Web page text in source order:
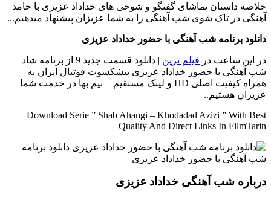
خلاصه داستان تماشای گفتگو و شوخی های خداداد عزیزی با حامد
آهنگی در تاک شوی شب آهنگی را به شما عزیزان پیشنهاد میدهیم...
دانلود برنامه شب آهنگی با حضور خداداد عزیزی
در این ساعت در فیلم ترین
| دانلود قسمت جدید 9 از برنامه شاد
شب آهنگی با حضور خداداد عزیزی پیشکسوت فوتبال ایران به
همراه کیفیت اصلی HD و لینک مستقیم + نیم بها در خدمت شما
عزیزان هستیم..
Download Serie ” Shab Ahangi – Khodadad Azizi ” With Best
Quality And Direct Links In FilmTarin
درباره شب آهنگی خداداد عزیزی